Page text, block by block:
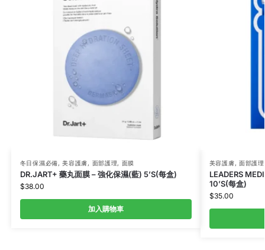
冬日保濕必備,美容護膚, 面部護理, 面膜
DR.JART+ 藥丸面膜 – 強化保濕(藍) 5’S(每盒)
$38.00
加入購物車
美容護膚, 面部護理
LEADERS
10’S(每盒)
$35.00